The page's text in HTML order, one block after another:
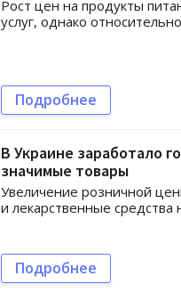
Рост цен на продукты
услуг, однако
Подробнее
В Украине заработало
значимые товары
Увеличение розничной
и лекарственные
Подробнее